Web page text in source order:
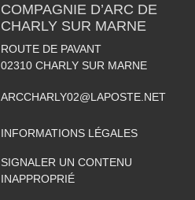
COMPAGNIE D’ARC DE
CHARLY SUR MARNE
ROUTE DE PAVANT
02310 CHARLY SUR MARNE
ARCCHARLY02@LAPOSTE.NET
INFORMATIONS LÉGALES
SIGNALER UN CONTENU
INAPPROPRIÉ